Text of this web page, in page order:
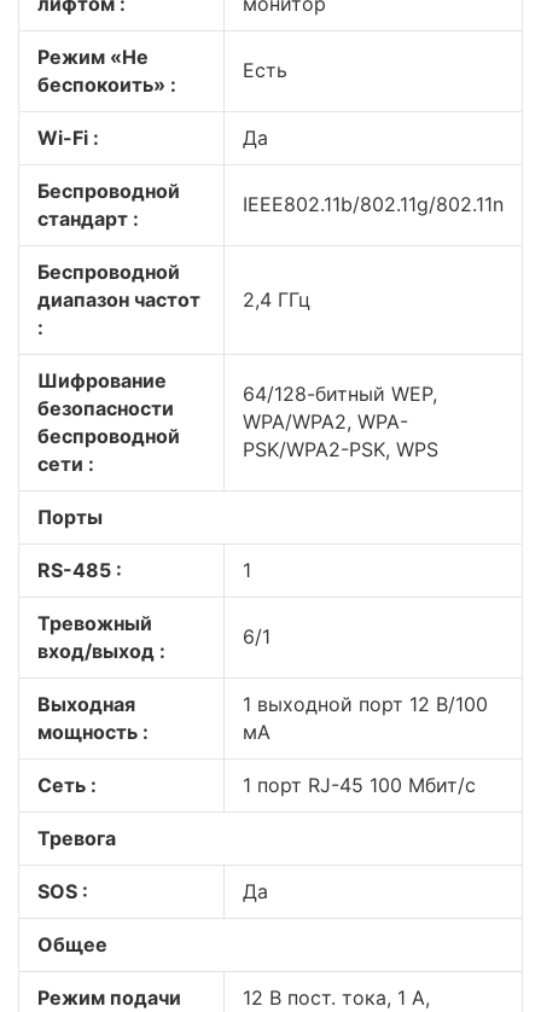
Режим «Не
беспокоить» :
Есть
Wi-Fi : Да
Беспроводной
стандарт :
IEEE802.11b/802.11g/802.11n
Беспроводной
диапазон частот
:
2,4 ГГц
Шифрование
безопасности
беспроводной
сети :
64/128-битный WEP,
WPA/WPA2, WPA-
PSK/WPA2-PSK, WPS
Порты
RS-485 : 1
Тревожный
вход/выход :
6/1
Выходная
мощность :
1 выходной порт 12 В/100
мА
Сеть : 1 порт RJ-45 100 Мбит/с
Тревога
SOS : Да
Общее
Режим подачи
12 В пост. тока, 1 А,